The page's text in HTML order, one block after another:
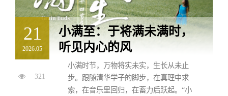
21
2026.05
321
小满至：于将满未满时，
听见内心的风
小满时节，万物将实未实，生长从未止
步。跟随清华学子的脚步，在真理中求
索，在音乐里回归，在蓄力后跃起。“小